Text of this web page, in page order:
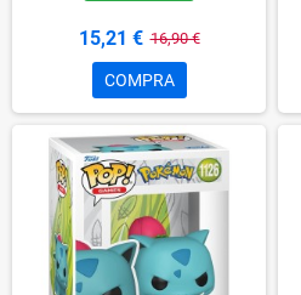
15,21 € 16,90 €
COMPRA